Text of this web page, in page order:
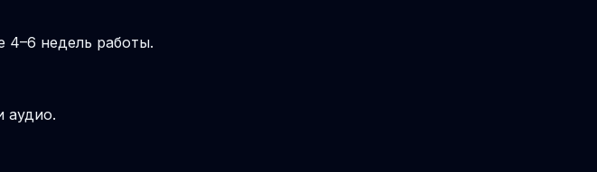
недель работы.
аудио.